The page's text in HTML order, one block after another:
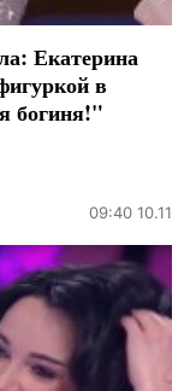
Екатерина
в
богиня!"
09:40 10.11